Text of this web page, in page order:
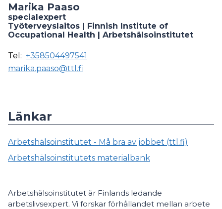
Marika Paaso
specialexpert
Työterveyslaitos | Finnish Institute of
Occupational Health | Arbetshälsoinstitutet
Tel: +358504497541
marika.paaso@ttl.fi
Länkar
Arbetshälsoinstitutet - Må bra av jobbet (ttl.fi)
Arbetshälsoinstitutets materialbank
Arbetshälsoinstitutet är Finlands ledande
arbetslivsexpert. Vi forskar förhållandet mellan arbete